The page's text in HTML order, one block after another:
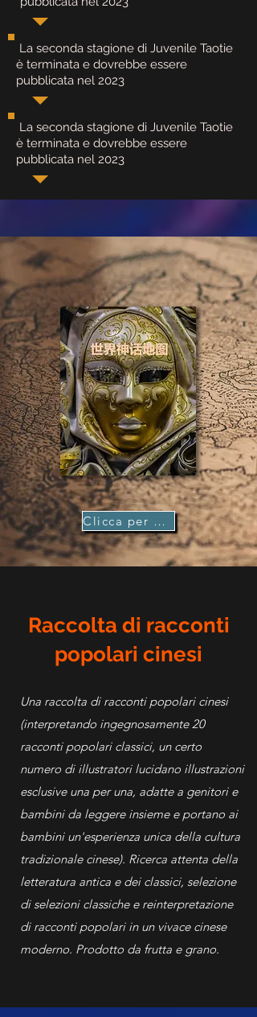
​ La seconda stagione di Juvenile Taotie
è terminata e dovrebbe essere
pubblicata nel 2023
​ La seconda stagione di Juvenile Taotie
è terminata e dovrebbe essere
pubblicata nel 2023
Clicca per comprare
Raccolta di racconti
popolari cinesi
Una raccolta di racconti popolari cinesi
(interpretando ingegnosamente 20
racconti popolari classici, un certo
numero di illustratori lucidano illustrazioni
esclusive una per una, adatte a genitori e
bambini da leggere insieme e portano ai
bambini un'esperienza unica della cultura
tradizionale cinese). Ricerca attenta della
letteratura antica e dei classici, selezione
di selezioni classiche e reinterpretazione
di racconti popolari in un vivace cinese
moderno. Prodotto da frutta e grano.